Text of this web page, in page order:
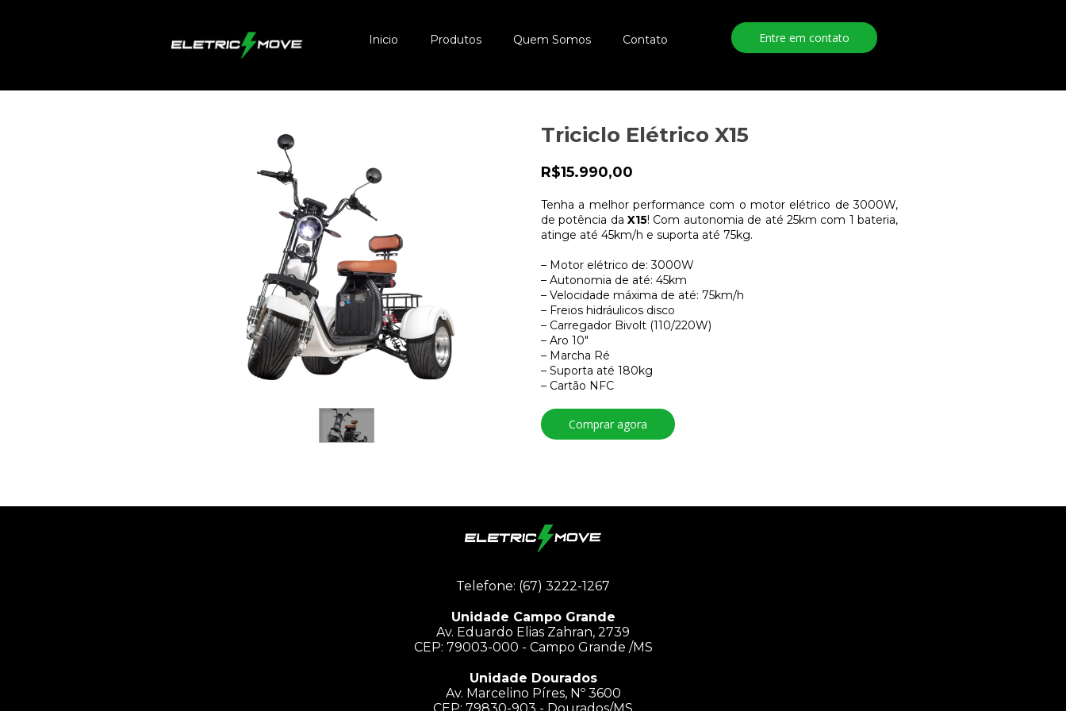
Inicio Produtos Quem Somos Contato Entre em contato
Triciclo Elétrico X15
R$15.990,00
Tenha a melhor performance com o motor elétrico de 3000W,
de potência daX15! Com autonomia de até 25km com 1 bateria,
atinge até 45km/h e suporta até 75kg.
– Motor elétrico de: 3000W
– Autonomia de até: 45km
– Velocidade máxima de até: 75km/h
– Freios hidráulicos disco
– Carregador Bivolt (110/220W)
– Aro 10"
– Marcha Ré
– Suporta até 180kg
– Cartão NFC
Comprar agora
Telefone: (67) 3222-1267
Unidade Campo Grande
Av. Eduardo Elias Zahran, 2739
CEP: 79003-000 - Campo Grande /MS
Unidade Dourados
Av. Marcelino Píres, Nº 3600